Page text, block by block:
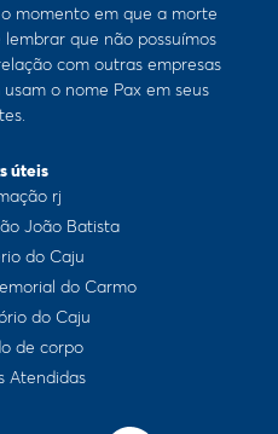
momento em que a morte
que não possuímos
com outras empresas
o nome Pax em seus
úteis
rj
João Batista
do Caju
do Carmo
do Caju
de corpo
Atendidas